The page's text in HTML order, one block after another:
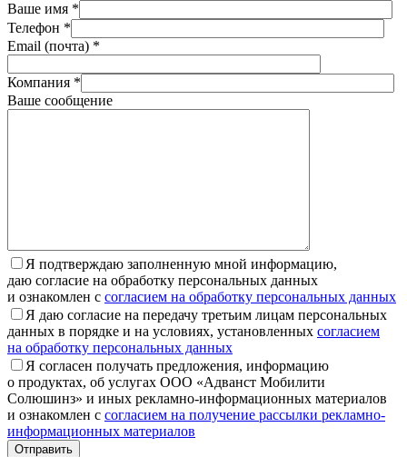
Ваше имя *
Телефон *
Email (почта) *
Компания *
Ваше сообщение
Я подтверждаю заполненную мной информацию,
даю согласие на обработку персональных данных
и ознакомлен с согласием на обработку персональных данных
Я даю согласие на передачу третьим лицам персональных
данных в порядке и на условиях, установленных согласием
на обработку персональных данных
Я согласен получать предложения, информацию
о продуктах, об услугах ООО «Адванст Мобилити
Солюшинз» и иных рекламно-информационных материалов
и ознакомлен с согласием на получение рассылки рекламно-
информационных материалов
Отправить